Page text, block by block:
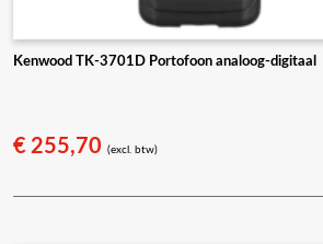
Kenwood TK-3701D Portofoon analoog-digitaal
€ 255,70 (excl. btw)